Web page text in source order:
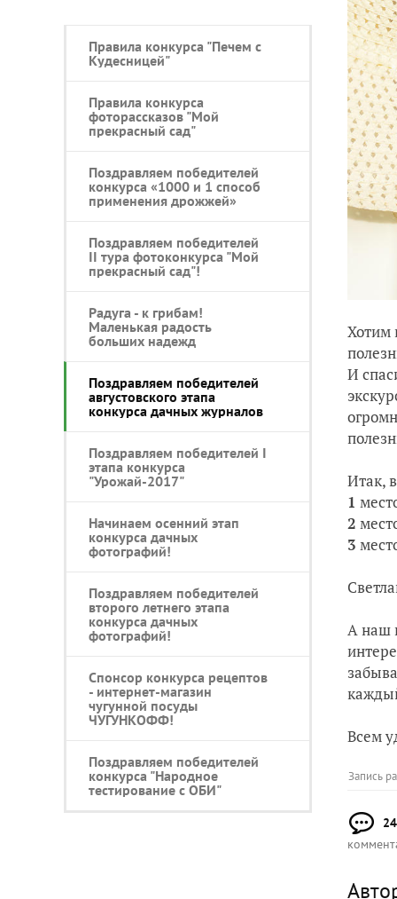
Правила конкурса "Печем с
Кудесницей"
Правила конкурса
фоторассказов "Мой
прекрасный сад"
Поздравляем победителей
конкурса «1000 и 1 способ
применения дрожжей»
Поздравляем победителей
II тура фотоконкурса "Мой
прекрасный сад"!
Радуга - к грибам!
Маленькая радость
больших надежд
Поздравляем победителей
августовского этапа
конкурса дачных журналов
Поздравляем победителей I
этапа конкурса
"Урожай-2017"
Начинаем осенний этап
конкурса дачных
фотографий!
Поздравляем победителей
второго летнего этапа
конкурса дачных
фотографий!
Спонсор конкурса рецептов
- интернет-магазин
чугунной посуды
ЧУГУНКОФФ!
Поздравляем победителей
конкурса "Народное
тестирование c ОБИ"
Хотим
И
Итак,
1
2
3
А наш
Всем
Запись
24